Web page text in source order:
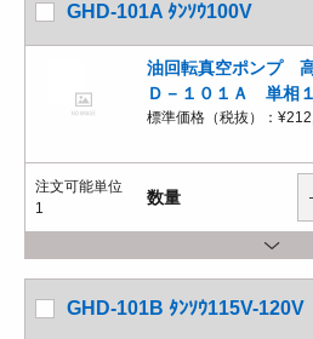
GHD-101A ﾀﾝｿｳ100V
油回転真空ポンプ
Ｄ－１０１Ａ 単相
標準価格（税抜）：
注文可能単位
1
数量
GHD-101B ﾀﾝｿｳ115V-120V